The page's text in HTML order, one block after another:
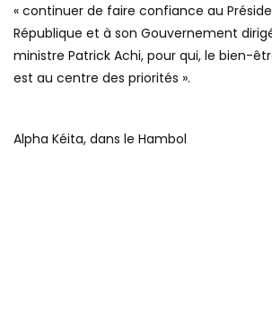
« continuer de faire confiance au
République et à son Gouvernement
ministre Patrick Achi, pour qui, le bien-
est au centre des priorités ».
Alpha Kéita, dans le Hambol